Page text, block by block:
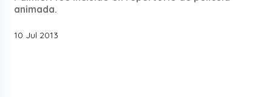
animada.
10 Jul 2013